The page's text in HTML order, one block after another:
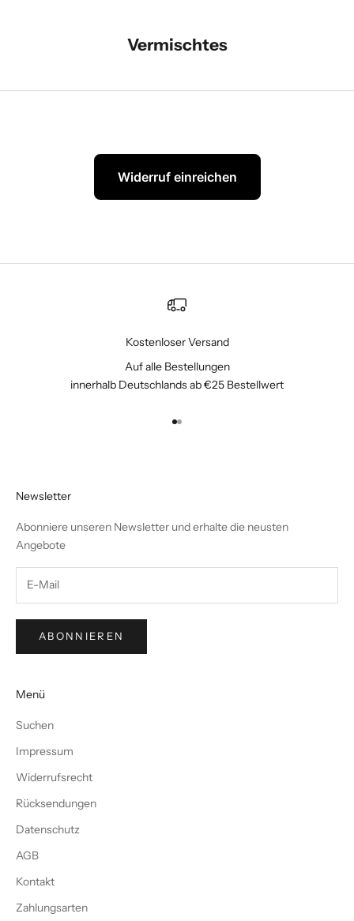
Vermischtes
Widerruf einreichen
Kostenloser Versand
Auf alle Bestellungen
innerhalb Deutschlands ab €25 Bestellwert
Gehe zu Element 1
Gehe zu Element 2
Newsletter
Abonniere unseren Newsletter und erhalte die neusten
Angebote
ABONNIEREN
Menü
Suchen
Impressum
Widerrufsrecht
Rücksendungen
Datenschutz
AGB
Kontakt
Zahlungsarten